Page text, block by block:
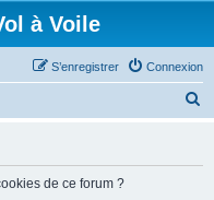
à Voile
Connexion
S’enregistrer
de ce forum ?